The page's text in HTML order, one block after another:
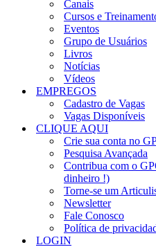
Canais
Cursos e
Eventos
Grupo de Usuários
Livros
Notícias
Vídeos
EMPREGOS
Cadastro de Vagas
Vagas Disponíveis
CLIQUE AQUI
Crie sua conta no
Pesquisa Avançada
Contribua com o
dinheiro !)
Torne-se um
Newsletter
Fale Conosco
Política de
LOGIN